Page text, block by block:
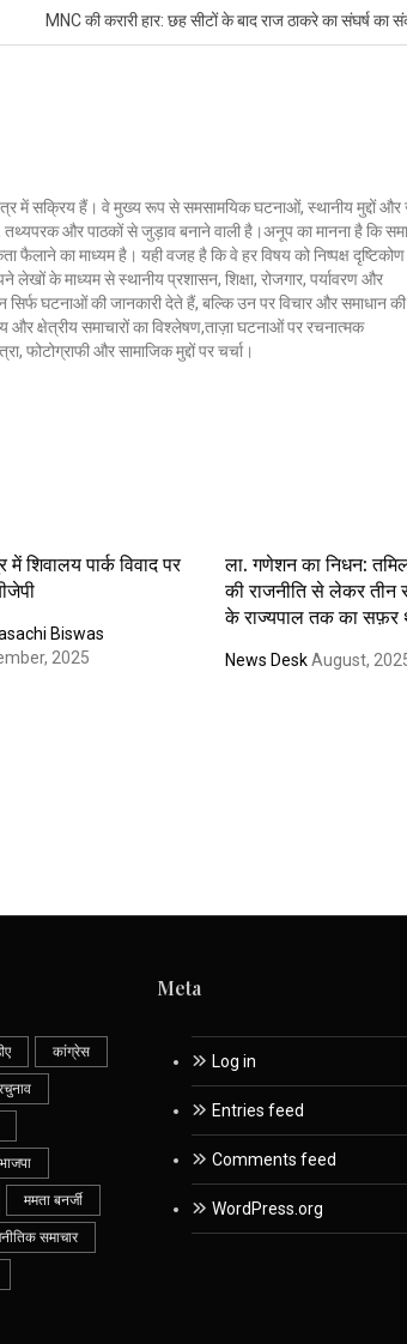
MNC की करारी हार: छह सीटों के बाद राज ठाकरे का संघर्ष का
में सक्रिय हैं। वे मुख्य रूप से समसामयिक घटनाओं, स्थानीय मुद्दों और
और पाठकों से जुड़ाव बनाने वाली है।अनूप का मानना है कि
का माध्यम है। यही वजह है कि वे हर विषय को निष्पक्ष
के माध्यम से स्थानीय प्रशासन, शिक्षा, रोजगार, पर्यावरण और
घटनाओं की जानकारी देते हैं, बल्कि उन पर विचार और समाधान की
क्षेत्रीय समाचारों का विश्लेषण,ताज़ा घटनाओं पर रचनात्मक
फोटोग्राफी और सामाजिक मुद्दों पर चर्चा।
में शिवालय पार्क विवाद पर
Biswas
2025
ला. गणेशन का निधन:
की राजनीति से लेकर तीन
के राज्यपाल तक का सफ़र
News DeskAugust,
कांग्रेस
भाजपा
ममता बनर्जी
समाचार
Meta
Log in
Entries feed
Comments feed
WordPress.org